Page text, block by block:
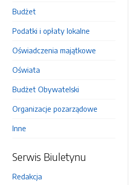
Budżet
Podatki i opłaty lokalne
Oświadczenia majątkowe
Oświata
Budżet Obywatelski
Organizacje pozarządowe
Inne
Serwis Biuletynu
Redakcja